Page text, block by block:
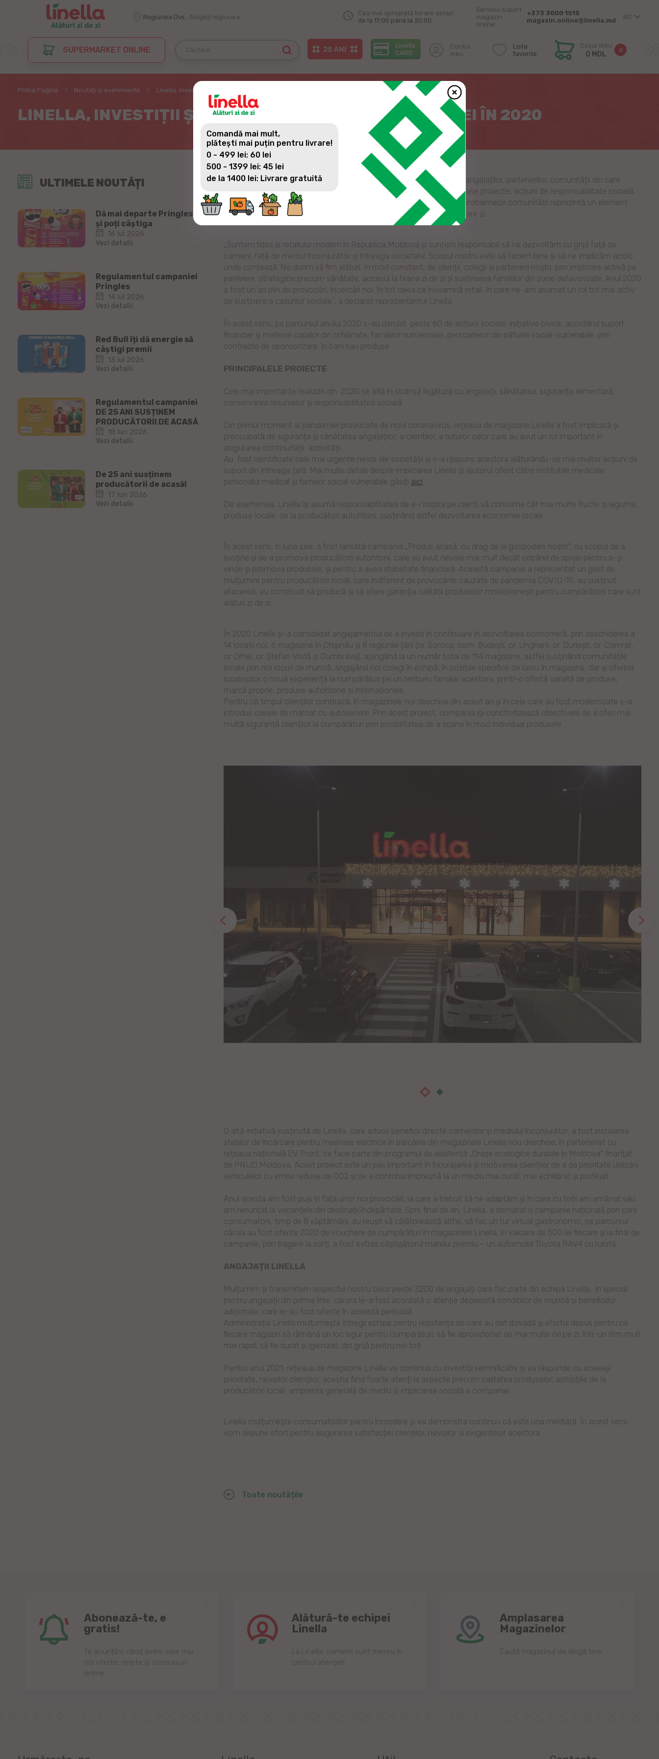
Regiunea Dvs.: Alegeți regiunea
Cea mai apropiată livrare astazi
de la 17:00 până la 20:00
Serviciu suport
magazin
online:
+373 3000 1515
magazin.online@linella.md
RO
SUPERMARKET ONLINE
Contul
meu
Lista
favorite
Coșul meu
0 MDL 0
Prima Pagină Noutăți și evenimente Linella, investiții și impactul activității companiei în 2020
LINELLA, INVESTIȚII ȘI IMPACTUL ACTIVITĂȚII COMPANIEI ÎN 2020
ULTIMELE NOUTĂȚI
Dă mai departe Pringles
și poți câștiga
16 Iul 2026
Vezi detalii
Regulamentul campaniei
Pringles
14 Iul 2026
Vezi detalii
Red Bull îți dă energie să
câștigi premii
13 Iul 2026
Vezi detalii
Regulamentul campaniei
DE 25 ANI SUSȚINEM
PRODUCĂTORII DE ACASĂ
18 Iun 2026
Vezi detalii
De 25 ani susținem
producătorii de acasă!
17 Iun 2026
Vezi detalii
Prin preocuparea permanentă de a genera un impact pozitiv asupra angajaților, partenerilor, comunității din care
aparține, rețeaua de magazine LINELLA a derulat și în 2020 numeroase proiecte, acțiuni de responsabilitate socială,
cu rezultate care dovedesc că strategia de implicarea în rezolvarea problemelor comunității reprezintă un element
esențial al modului în care compania își desfășoară activitatea în fiecare zi.
„Suntem lideri ai retailului modern în Republica Moldova și suntem responsabili să ne dezvoltăm cu grijă față de
oameni, față de mediul înconjurător și întreaga societate. Scopul nostru este să facem bine și să ne implicăm acolo
unde contează. Ne dorim să fim alături, în mod constant, de clienții, colegii și partenerii noștri, prin implicare activă pe
parilelere strategice precum sănătate, accesul la hrana zi de zi și susținerea familiilor din zone defavorizate. Anul 2020
a fost un an plin de provocări, încercări noi, în tot ceea ce înseamnă retail, în care ne-am asumat un rol tot mai activ
de susținere a cazurilor sociale.”, a declarat reprezentantul Linella.
În acest sens, pe parcursul anului 2020 s-au derulat peste 60 de acțiuni sociale, inițiative civice, acordând suport
financiar și material copiilor din orfelinate, familiilor numeroase, persoanelor din păturile social-vulnerabile, prin
contracte de sponsorizare, în bani sau produse.
PRINCIPALELE PROIECTE
Cele mai importante realizări din 2020 se află în strânsă legătură cu angajații, sănătatea, siguranța alimentară,
conservarea resurselor și responsabilitatea socială.
Din primul moment al pandemiei provocate de noul coronavirus, rețeaua de magazine Linella a fost implicată și
preocupată de siguranța și sănătatea angajaților, a clienților, a tuturor celor care au avut un rol important în
asigurarea continuității activității.
Au fost identificate cele mai urgente nevoi ale societății și s-a răspuns acestora alăturându-se mai multor acțiuni de
suport din întreaga țară. Mai multe detalii despre implicarea Linella și ajutorul oferit către instituțiile medicale,
personalul medical și famiilor social vulnerabile găsiți aici
De asemenea, Linella își asumă responsabilitatea de a-i inspira pe clienți să consume cât mai multe fructe și legume,
produse locale, de la producători autohtoni, susținând astfel dezvoltarea economiei locale.
În acest sens, în luna iulie, a fost lansată campania „Produs acasă, cu drag de la gospodarii noștri”, cu scopul de a
susține și de a promova producătorii autohtoni, care au avut nevoie mai mult decât oricând de sprijin pentru a-și
vinde și promova produsele, și pentru a avea stabilitate financiară. Această campanie a reprezentat un gest de
mulțumire pentru producătorii locali, care indiferent de provocările cauzate de pandemia COVID-19, au susținut
afacerea, au continuat să producă și să ofere garanția calității produselor moldovenești pentru cumpărătorii care sunt
alături zi de zi.
În 2020 Linella și-a consolidat angajamentul de a investi în continuare în dezvoltarea economică, prin deschiderea a
14 locații noi, 6 magazine în Chișinău și 8 regiunile țării (or. Soroca, com. Budești, or. Ungheni, or. Durlești, or. Comrat,
or. Orhei, or. Ștefan Vodă și Dumbrava), ajungând la un număr total de 114 magazine, astfel susținând comunitățile
locale prin noi locuri de muncă, angajând noi colegi în echipă, în pozițiile specifice de lucru în magazine, dar și oferind
localnicilor o nouă experiență la cumpărături pe un teritoriu familiar acestora, printr-o ofertă variată de produse,
marcă proprie, produse autohtone și internaționale.
Pentru că timpul clienților contează, în magazinele noi deschise din acest an și în cele care au fost modernizate s-a
introdus casele de marcat cu autoservire. Prin acest proiect, compania își conctretizează obiectivele de a oferi mai
multă siguranță clienților la cumpărături prin posibilitatea de a scana în mod individual produsele.
O altă inițiativă susținută de Linella, care aduce beneficii directe oamenilor şi mediului înconjurător, a fost instalarea
stațiilor de încărcare pentru mașinele electrice în parcările din magazinele Linella nou deschise, în parteneriat cu
rețeaua națională EV Point, ce face parte din programul de asistență „Orașe ecologice durabile în Moldova” finanțat
de PNUD Moldova. Acest proiect este un pas important în încurajarea și motivarea clienților de a da prioritate utilizării
vehiculelor cu emisii reduse de CO2 și de a contribui împreună la un mediu mai curat, mai echilibrat și protejat.
Anul acesta am fost puși în fața unor noi provocări, la care a trebuit să ne adaptăm și în care cu toții am amânat sau
am renunțat la vacanțele din destinații îndepărtate. Spre final de an, Linella, a demarat o campanie națională prin care
consumatorii, timp de 8 săptămâni, au reușit să călătorească altfel, să fac un tur virtual gastronomic, pe parcursul
căruia au fost oferite 2020 de vouchere de cumpărături în magazinele Linella, în valoare de 500 lei fiecare și la final de
campanie, prin tragere la sorți, a fost extras câștigătorul marelui premiu – un automobil Toyota RAV4 cu rulotă.
ANGAJAȚII LINELLA
Mulțumim și transmitem respectul nostru celor peste 3200 de angajați care fac parte din echipa Linella, în special
pentru angajații din primia linie, cărora le-a fost acordată o atenție deosebită condițiilor de muncă și beneficiilor
adiționale, care le-au fost oferite în această perioadă.
Administrația Linella mulțumește întregii echipe pentru rezistența de care au dat dovadă și efortul depus pentru ca
fiecare magazin să rămână un loc sigur pentru cumpărături, să fie aprovizionat de mai multe ori pe zi, într-un ritm mult
mai rapid, să fie curat și igienizat, din grijă pentru noi toți.
Pentru anul 2021, rețeaua de magazine Linella va continua cu investiții semnificativ și va răspunde cu aceeași
prioritate, nevoilor clienților, aceștia fiind foarte atenți la aspecte precum calitatea produselor, achizițiile de la
producători locali, amprenta generală de mediu și implicarea socială a companiei.
Linella mulțumește consumatorilor pentru încredere și va demonstra continuu că este una meritată. În acest sens
vom depune efort pentru asigurarea satisfacției clienților, nevoilor și exigențelor acestora.
Toate noutățile
Abonează-te, e
gratis!
Te anunțăm când avem cele mai
noi oferte, rețete și concursuri
online.
Alătură-te echipei
Linella
Lа Linellа, oаmenii sunt mereu în
centrul аtenției!
Amplasarea
Magazinelor
Caută magazinul de lângă tine.
Comandă mai mult,
plătești mai puțin pentru livrare!
0 - 499 lei: 60 lei
500 - 1399 lei: 45 lei
de la 1400 lei: Livrare gratuită